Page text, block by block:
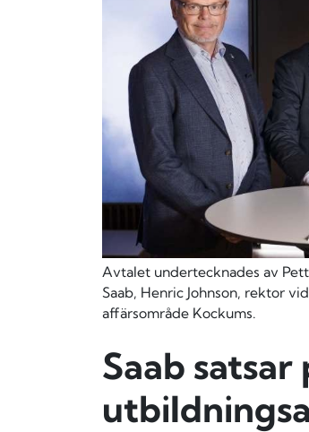
Avtalet undertecknades av
Saab, Henric Johnson, rektor
affärsområde Kockums.
Saab